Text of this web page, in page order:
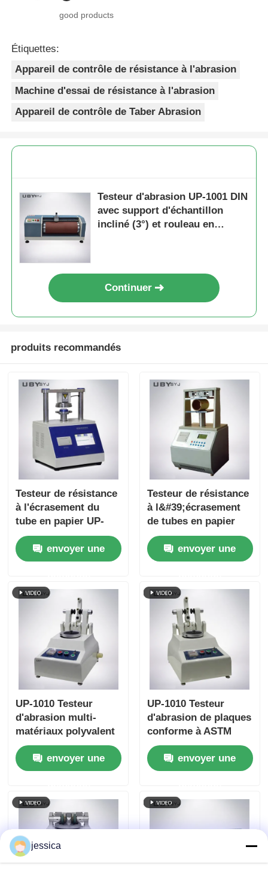
good products
Étiquettes:
Appareil de contrôle de résistance à l'abrasion
Machine d'essai de résistance à l'abrasion
Appareil de contrôle de Taber Abrasion
Testeur d'abrasion UP-1001 DIN
avec support d'échantillon
incliné (3°) et rouleau en
Continuer
produits recommandés
Testeur de résistance
à l'écrasement du
tube en papier UP-
6034 avec réglage de
vitesse de test
multiple Protection
conformité ISO11093-
envoyer une
Testeur de résistance
à l&#39;écrasement
de tubes en papier
convivial UP-6034,
avec interface à écran
tactile et fonction de
envoyer une
UP-1010 Testeur
d'abrasion multi-
matériaux polyvalent
de plaques conforme
à plusieurs normes
internationales
envoyer une
UP-1010 Testeur
d'abrasion de plaques
conforme à ASTM
D4060, ASTM D1044,
ISO 5470 et JIS K7204
avec charge réglable
vitesse de rotation de
envoyer une
jessica